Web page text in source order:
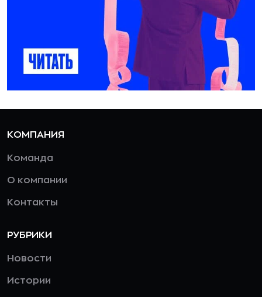
КОМПАНИЯ
Команда
О компании
Контакты
РУБРИКИ
Новости
Истории